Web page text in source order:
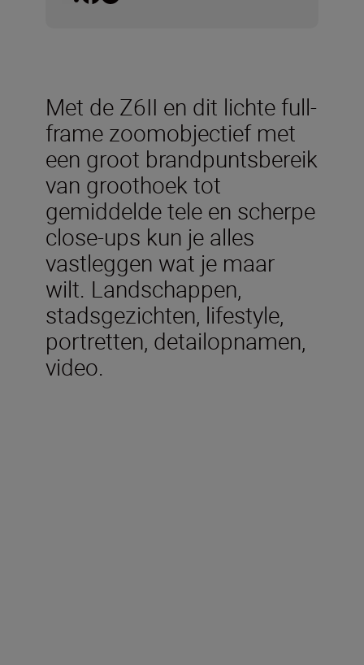
Met de Z6II en dit lichte full-
frame zoomobjectief met
een groot brandpuntsbereik
van groothoek tot
gemiddelde tele en scherpe
close-ups kun je alles
vastleggen wat je maar
wilt. Landschappen,
stadsgezichten, lifestyle,
portretten, detailopnamen,
video.